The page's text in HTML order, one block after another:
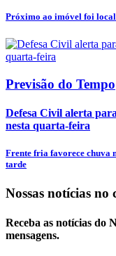
Próximo ao imóvel foi
Previsão do Tempo
Defesa Civil alerta
nesta quarta-feira
Frente fria favorece chuva
tarde
Nossas notícias no
Receba as notícias do
mensagens.